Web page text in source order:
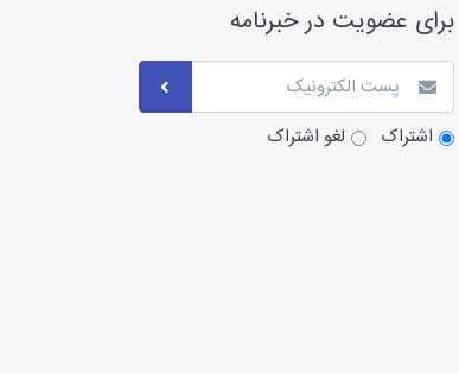
برای عضویت در خبرنامه
اشتراک لغو اشتراک